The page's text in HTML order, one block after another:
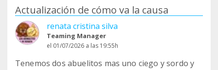
Actualización de cómo va la causa
renata cristina silva
Teaming Manager
el 01/07/2026 a las 19:55h
Tenemos dos abuelitos mas uno ciego y sordo y